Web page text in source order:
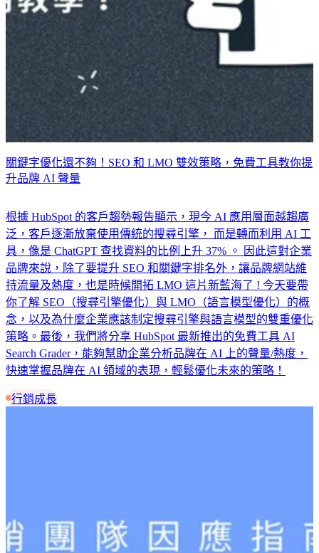
關鍵字優化還不夠！SEO 和 LMO 雙效策略，免費工具教你提
升品牌 AI 聲量
根據 HubSpot 的客戶趨勢報告顯示，現今 AI 應用層面越趨廣
泛，客戶逐漸放棄使用傳統的搜尋引擎， 而是轉而利用 AI 工
具，像是 ChatGPT 查找資料的比例上升 37% 。 因此這對企業
品牌來說，除了要提升 SEO 和關鍵字排名外，讓品牌網站維
持流量及熱度，也是時候開拓 LMO 這片新藍海了 ! 今天要帶
你了解 SEO（搜尋引擎優化）與 LMO（語言模型優化）的概
念，以及為什麼企業應該制定搜尋引擎與語言模型的雙重優化
策略。最後，我們將分享 HubSpot 最新推出的免費工具 AI
Search Grader，能夠幫助企業分析品牌在 AI 上的聲量/熱度，
快速掌握品牌在 AI 領域的表現，輕鬆優化未來的策略！
行銷成長